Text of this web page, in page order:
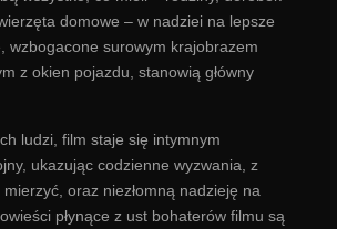
domowe – w nadziei na lepsze
wzbogacone surowym krajobrazem
z okien pojazdu, stanowią główny
ludzi, film staje się intymnym
ukazując codzienne wyzwania, z
oraz niezłomną nadzieję na
płynące z ust bohaterów filmu są